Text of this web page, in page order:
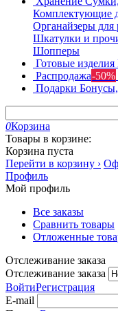
Комплектующие
Органайзеры для
Шкатулки и
Шопперы
Готовые изделия
Распродажа-50%
Подарки
0Корзина
Товары в корзине:
Корзина пуста
Перейти в корзину ›
Профиль
Мой профиль
Все заказы
Сравнить товары
Отложенные
Отслеживание заказа
Отслеживание заказа
ВойтиРегистрация
E-mail